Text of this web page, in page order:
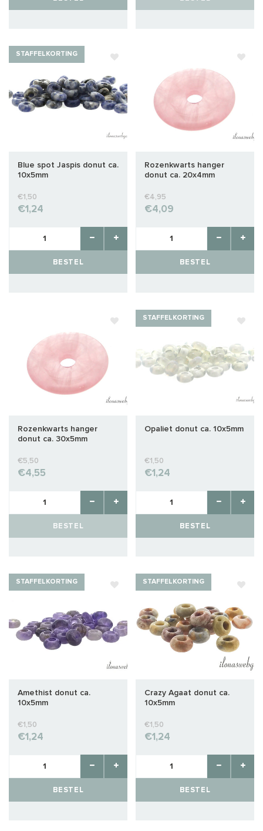
STAFFELKORTING
Blue spot Jaspis donut ca.
10x5mm
€1,50
€1,24
BESTEL
Rozenkwarts hanger
donut ca. 20x4mm
€4,95
€4,09
BESTEL
Rozenkwarts hanger
donut ca. 30x5mm
€5,50
€4,55
BESTEL
STAFFELKORTING
Opaliet donut ca. 10x5mm
€1,50
€1,24
BESTEL
STAFFELKORTING
Amethist donut ca.
10x5mm
€1,50
€1,24
BESTEL
STAFFELKORTING
Crazy Agaat donut ca.
10x5mm
€1,50
€1,24
BESTEL